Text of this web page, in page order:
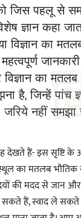
जिस पहलू से
ज्ञान कहा
विज्ञान का
विज्ञान का
है, जिन्हेंपांच
जरिये नहीं
देखते हैं- इस सृष्टि
का मतलब
की मदद से
हैं, स्वाद ले सकते